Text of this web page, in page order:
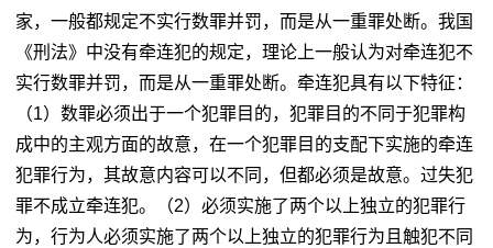
家，一般都规定不实行数罪并罚，而是从一重罪处断。我国
《刑法》中没有牵连犯的规定，理论上一般认为对牵连犯不
实行数罪并罚，而是从一重罪处断。牵连犯具有以下特征：
（1）数罪必须出于一个犯罪目的，犯罪目的不同于犯罪构
成中的主观方面的故意，在一个犯罪目的支配下实施的牵连
犯罪行为，其故意内容可以不同，但都必须是故意。过失犯
罪不成立牵连犯。（2）必须实施了两个以上独立的犯罪行
为，行为人必须实施了两个以上独立的犯罪行为且触犯不同